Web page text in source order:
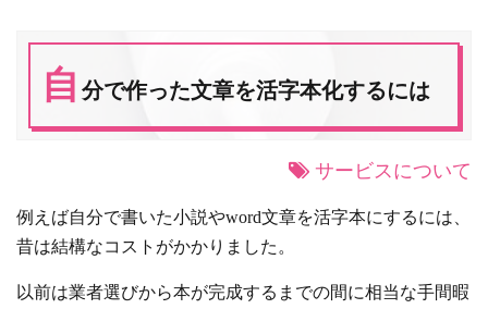
自 分で作った文章を活字本化するには
サービスについて
例えば自分で書いた小説やword文章を活字本にするには、
昔は結構なコストがかかりました。
以前は業者選びから本が完成するまでの間に相当な手間暇